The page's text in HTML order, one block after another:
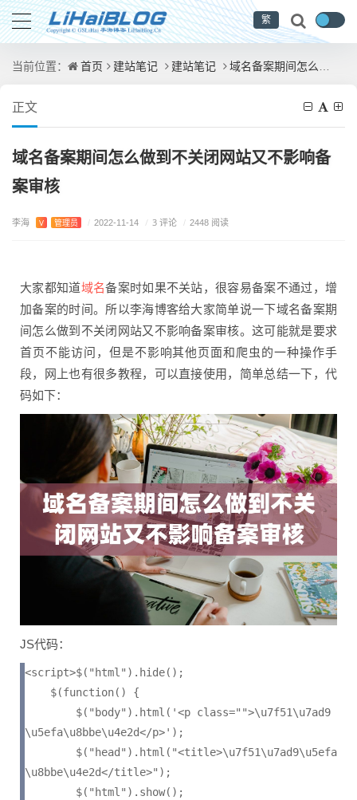
繁
当前位置： 首页 建站笔记 建站笔记 域名备案期间怎么做到不关闭网站又不影响备案审核
正文
域名备案期间怎么做到不关闭网站又不影响备
案审核
李海 V 管理员 / 2022-11-14 / 3 评论 / 2448 阅读
大家都知道域名备案时如果不关站，很容易备案不通过，增
加备案的时间。所以李海博客给大家简单说一下域名备案期
间怎么做到不关闭网站又不影响备案审核。这可能就是要求
首页不能访问，但是不影响其他页面和爬虫的一种操作手
段，网上也有很多教程，可以直接使用，简单总结一下，代
码如下：
JS代码：
<script>$("html").hide();
$(function() {
$("body").html('<p class="">\u7f51\u7ad9
\u5efa\u8bbe\u4e2d</p>');
$("head").html("<title>\u7f51\u7ad9\u5efa
\u8bbe\u4e2d</title>");
$("html").show();